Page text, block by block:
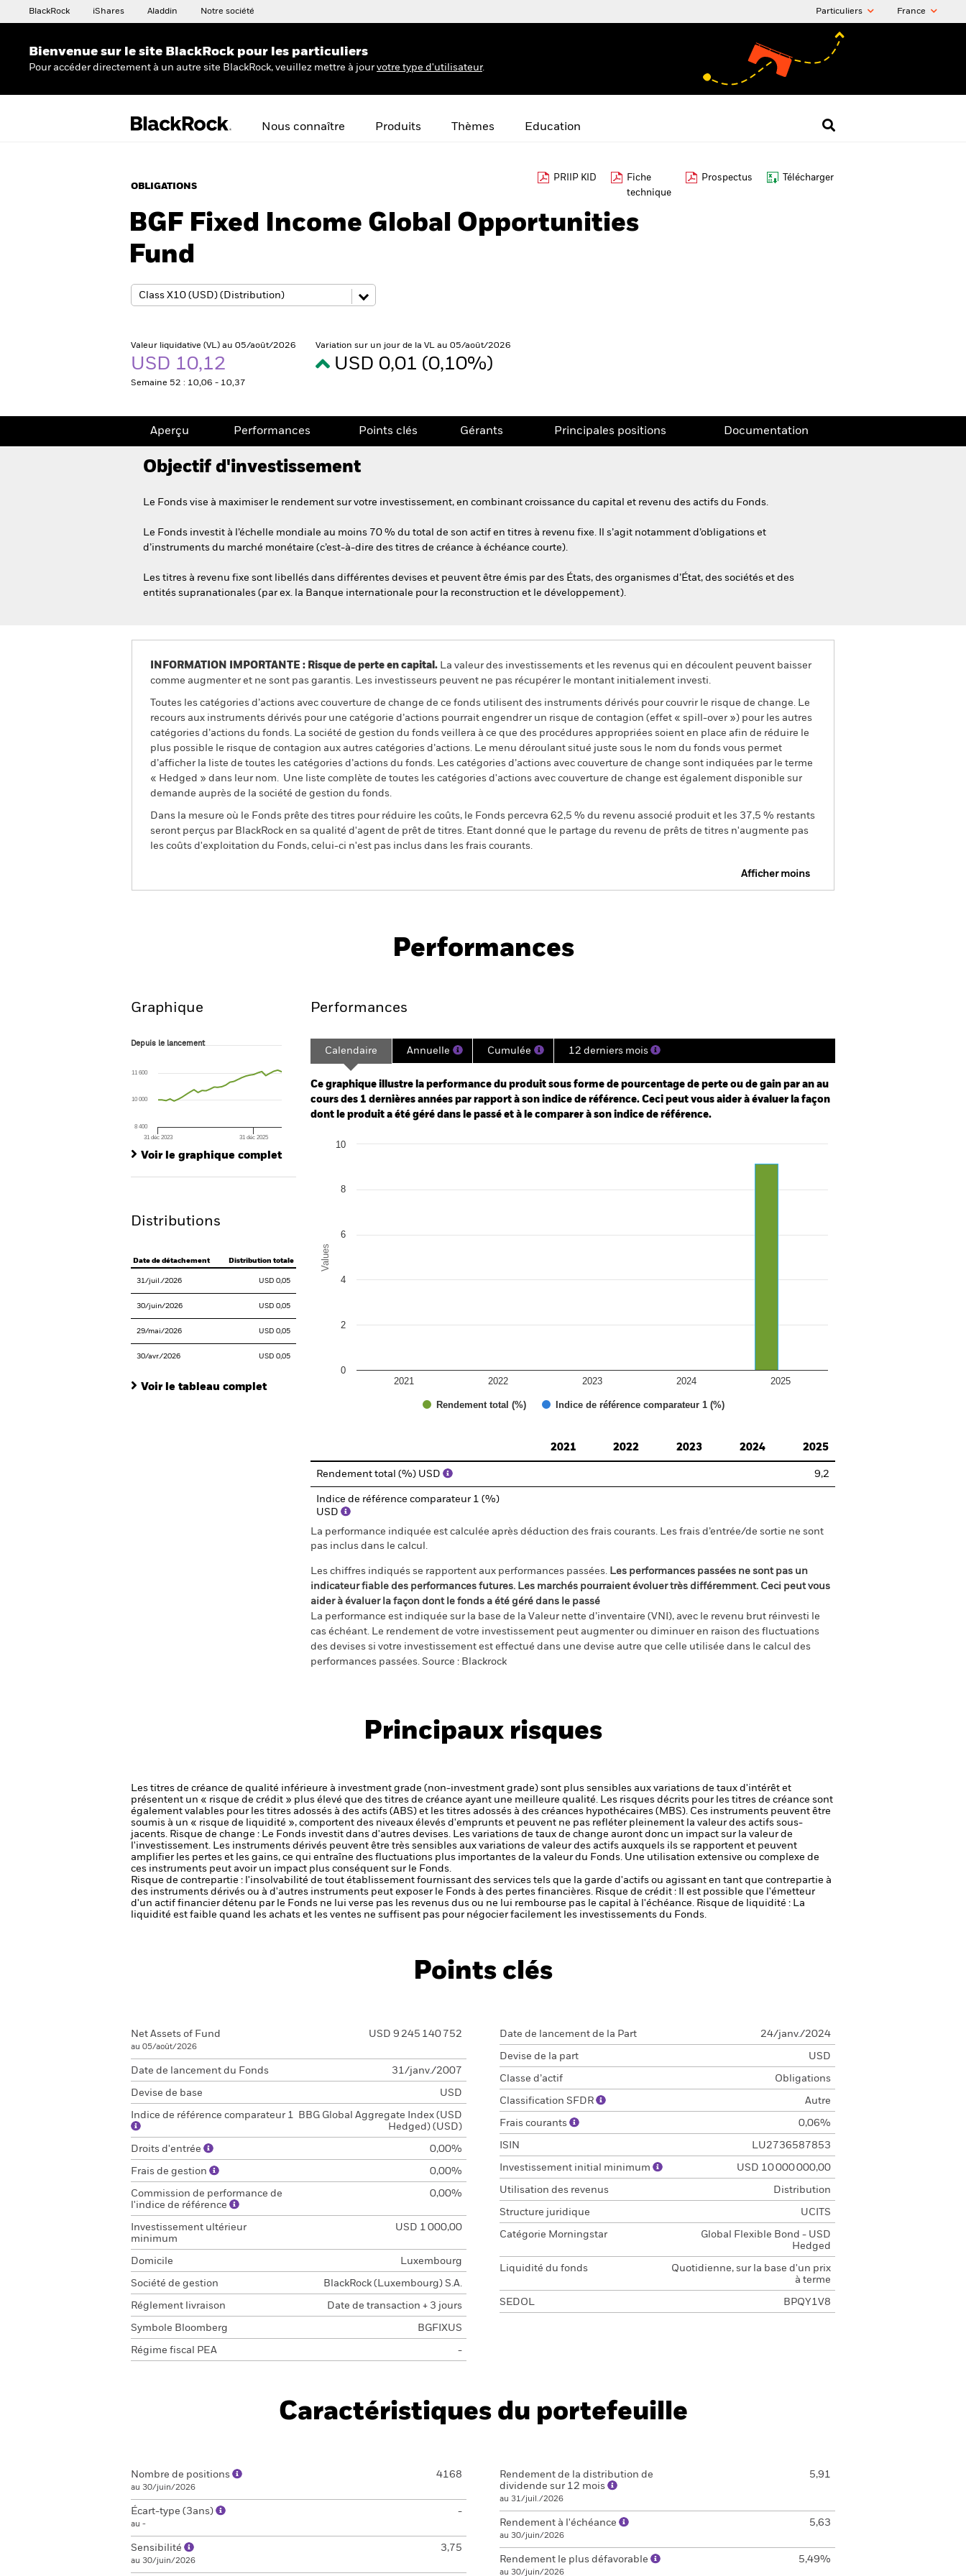
BlackRock iShares Aladdin Notre société Particuliers France
Bienvenue sur le site BlackRock pour les particuliers
Pour accéder directement à un autre site BlackRock, veuillez mettre à jour votre type d'utilisateur.
Nous connaître Produits Thèmes Education
OBLIGATIONS
PRIIP KID
Fiche
technique
Prospectus Télécharger
BGF Fixed Income Global Opportunities
Fund
Valeur liquidative (VL) au 05/août/2026
USD 10,12
Semaine 52 : 10,06 - 10,37
Variation sur un jour de la VL au 05/août/2026
USD 0,01 (0,10%)
Aperçu Performances Points clés Gérants Principales positions Documentation
Objectif d'investissement
Le Fonds vise à maximiser le rendement sur votre investissement, en combinant croissance du capital et revenu des actifs du Fonds.
Le Fonds investit à l’échelle mondiale au moins 70 % du total de son actif en titres à revenu fixe. Il s’agit notamment d’obligations et
d’instruments du marché monétaire (c’est-à-dire des titres de créance à échéance courte).
Les titres à revenu fixe sont libellés dans différentes devises et peuvent être émis par des États, des organismes d’État, des sociétés et des
entités supranationales (par ex. la Banque internationale pour la reconstruction et le développement).
INFORMATION IMPORTANTE : Risque de perte en capital. La valeur des investissements et les revenus qui en découlent peuvent baisser
comme augmenter et ne sont pas garantis. Les investisseurs peuvent ne pas récupérer le montant initialement investi.
Toutes les catégories d’actions avec couverture de change de ce fonds utilisent des instruments dérivés pour couvrir le risque de change. Le
recours aux instruments dérivés pour une catégorie d’actions pourrait engendrer un risque de contagion (effet « spill-over ») pour les autres
catégories d’actions du fonds. La société de gestion du fonds veillera à ce que des procédures appropriées soient en place afin de réduire le
plus possible le risque de contagion aux autres catégories d’actions. Le menu déroulant situé juste sous le nom du fonds vous permet
d’afficher la liste de toutes les catégories d’actions du fonds. Les catégories d’actions avec couverture de change sont indiquées par le terme
« Hedged » dans leur nom. Une liste complète de toutes les catégories d'actions avec couverture de change est également disponible sur
demande auprès de la société de gestion du fonds.
Dans la mesure où le Fonds prête des titres pour réduire les coûts, le Fonds percevra 62,5 % du revenu associé produit et les 37,5 % restants
seront perçus par BlackRock en sa qualité d'agent de prêt de titres. Etant donné que le partage du revenu de prêts de titres n'augmente pas
les coûts d'exploitation du Fonds, celui-ci n'est pas inclus dans les frais courants.
Afficher moins
Performances
Graphique
Depuis le lancement
The chart has 1 X axis displaying Time. Range: 2023-12-31 00:00:00 to 2026-07-31 00:00:00.
The chart has 1 Y axis displaying values. Range: -16 to 32.
Depuis le lancement
31 déc 2023 31 déc 2025
8 400
10 000
11 600
Voir le graphique complet
Distributions
Date de détachement Distribution totale
31/juil./2026 USD 0,05
30/juin/2026 USD 0,05
29/mai/2026 USD 0,05
30/avr./2026 USD 0,05
Voir le tableau complet
Performances
Calendaire Annuelle Cumulée 12 derniers mois
Ce graphique illustre la performance du produit sous forme de pourcentage de perte ou de gain par an au
cours des 1 dernières années par rapport à son indice de référence. Ceci peut vous aider à évaluer la façon
dont le produit a été géré dans le passé et à le comparer à son indice de référence.
Chart
Bar chart with 2 data series.
Values
Rendement total (%) Indice de référence comparateur 1 (%)
2021 2022 2023 2024 2025
0
2
4
6
8
10
2021
2022 2023 2024 2025
Rendement total (%) USD 9,2
Indice de référence comparateur 1 (%)
USD
La performance indiquée est calculée après déduction des frais courants. Les frais d’entrée/de sortie ne sont
pas inclus dans le calcul.
Les chiffres indiqués se rapportent aux performances passées. Les performances passées ne sont pas un
indicateur fiable des performances futures. Les marchés pourraient évoluer très différemment. Ceci peut vous
aider à évaluer la façon dont le fonds a été géré dans le passé
La performance est indiquée sur la base de la Valeur nette d’inventaire (VNI), avec le revenu brut réinvesti le
cas échéant. Le rendement de votre investissement peut augmenter ou diminuer en raison des fluctuations
des devises si votre investissement est effectué dans une devise autre que celle utilisée dans le calcul des
performances passées. Source : Blackrock
Principaux risques
Les titres de créance de qualité inférieure à investment grade (non-investment grade) sont plus sensibles aux variations de taux d'intérêt et
présentent un « risque de crédit » plus élevé que des titres de créance ayant une meilleure qualité. Les risques décrits pour les titres de créance sont
également valables pour les titres adossés à des actifs (ABS) et les titres adossés à des créances hypothécaires (MBS). Ces instruments peuvent être
soumis à un « risque de liquidité », comportent des niveaux élevés d'emprunts et peuvent ne pas refléter pleinement la valeur des actifs sous-
jacents. Risque de change : Le Fonds investit dans d'autres devises. Les variations de taux de change auront donc un impact sur la valeur de
l'investissement. Les instruments dérivés peuvent être très sensibles aux variations de valeur des actifs auxquels ils se rapportent et peuvent
amplifier les pertes et les gains, ce qui entraîne des fluctuations plus importantes de la valeur du Fonds. Une utilisation extensive ou complexe de
ces instruments peut avoir un impact plus conséquent sur le Fonds.
Risque de contrepartie : l'insolvabilité de tout établissement fournissant des services tels que la garde d'actifs ou agissant en tant que contrepartie à
des instruments dérivés ou à d'autres instruments peut exposer le Fonds à des pertes financières. Risque de crédit : Il est possible que l'émetteur
d'un actif financier détenu par le Fonds ne lui verse pas les revenus dus ou ne lui rembourse pas le capital à l'échéance. Risque de liquidité : La
liquidité est faible quand les achats et les ventes ne suffisent pas pour négocier facilement les investissements du Fonds.
Points clés
Net Assets of Fund
au 05/août/2026
USD 9 245 140 752
Date de lancement du Fonds 31/janv./2007
Devise de base USD
Indice de référence comparateur 1
BBG Global Aggregate Index (USD
Hedged) (USD)
Droits d'entrée 0,00%
Frais de gestion 0,00%
Commission de performance de
l'indice de référence
0,00%
Investissement ultérieur
minimum
USD 1 000,00
Domicile Luxembourg
Société de gestion BlackRock (Luxembourg) S.A.
Réglement livraison Date de transaction + 3 jours
Symbole Bloomberg BGFIXUS
Régime fiscal PEA -
Date de lancement de la Part 24/janv./2024
Devise de la part USD
Classe d’actif Obligations
Classification SFDR Autre
Frais courants 0,06%
ISIN LU2736587853
Investissement initial minimum USD 10 000 000,00
Utilisation des revenus Distribution
Structure juridique UCITS
Catégorie Morningstar
Global Flexible Bond - USD
Hedged
Liquidité du fonds
Quotidienne, sur la base d'un prix
à terme
SEDOL BPQY1V8
Caractéristiques du portefeuille
Nombre de positions
au 30/juin/2026
4168
Écart-type (3ans)
au -
-
Sensibilité
au 30/juin/2026
3,75
Rendement de la distribution de
dividende sur 12 mois
au 31/juil./2026
5,91
Rendement à l'échéance
au 30/juin/2026
5,63
Rendement le plus défavorable
au 30/juin/2026
5,49%